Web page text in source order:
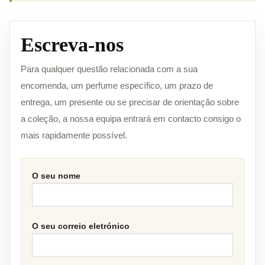
Escreva-nos
Para qualquer questão relacionada com a sua
encomenda, um perfume específico, um prazo de
entrega, um presente ou se precisar de orientação sobre
a coleção, a nossa equipa entrará em contacto consigo o
mais rapidamente possível.
O seu nome
O seu correio eletrónico